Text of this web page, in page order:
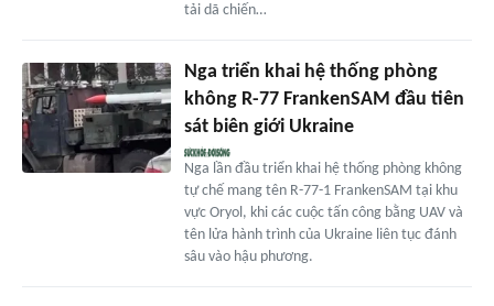
tải dã chiến…
Nga triển khai hệ thống phòng
không R-77 FrankenSAM đầu tiên
sát biên giới Ukraine
Nga lần đầu triển khai hệ thống phòng không
tự chế mang tên R-77-1 FrankenSAM tại khu
vực Oryol, khi các cuộc tấn công bằng UAV và
tên lửa hành trình của Ukraine liên tục đánh
sâu vào hậu phương.